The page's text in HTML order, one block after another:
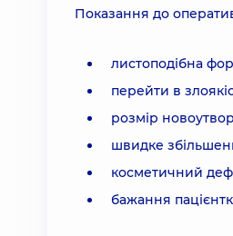
Показання до
листоподібна
перейти в
розмір
швидке
косметичний
бажання